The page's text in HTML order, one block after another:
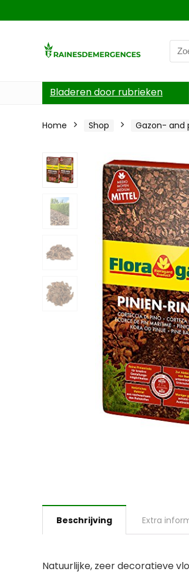
for:
Bladeren door rubrieken
Home Shop Gazon- and
Beschrijving Extra
Natuurlijke, zeer decoratieve